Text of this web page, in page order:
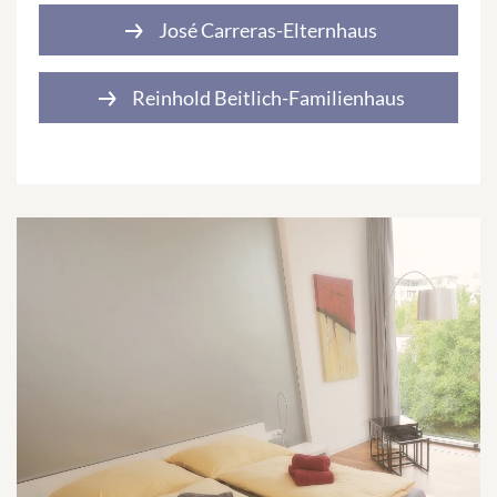
José Carreras-Elternhaus
Reinhold Beitlich-Familienhaus